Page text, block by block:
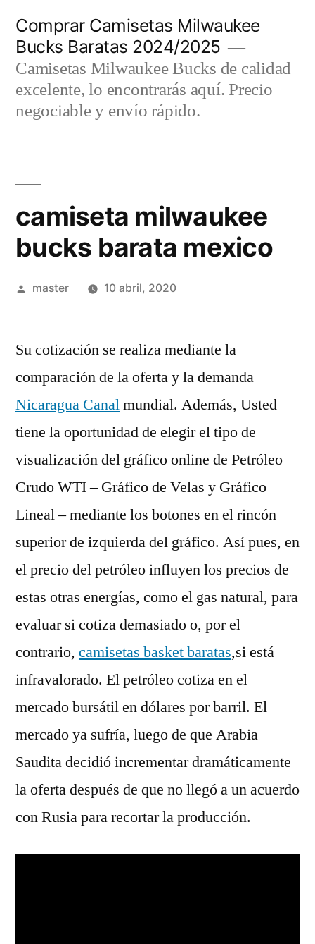
contenido
Comprar Camisetas Milwaukee
Bucks Baratas 2024/2025
Camisetas Milwaukee Bucks de calidad
excelente, lo encontrarás aquí. Precio
negociable y envío rápido.
camiseta milwaukee
bucks barata mexico
Publicado
master 10 abril, 2020
Su cotización se realiza mediante la
comparación de la oferta y la demanda
Nicaragua Canalmundial. Además, Usted
tiene la oportunidad de elegir el tipo de
visualización del gráfico online de Petróleo
Crudo WTI – Gráfico de Velas y Gráfico
Lineal – mediante los botones en el rincón
superior de izquierda del gráfico. Así pues, en
el precio del petróleo influyen los precios de
estas otras energías, como el gas natural, para
evaluar si cotiza demasiado o, por el
contrario, camisetas basket baratas,si está
infravalorado. El petróleo cotiza en el
mercado bursátil en dólares por barril. El
mercado ya sufría, luego de que Arabia
Saudita decidió incrementar dramáticamente
la oferta después de que no llegó a un acuerdo
con Rusia para recortar la producción.